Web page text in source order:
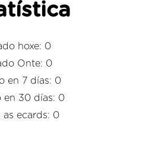
hoxe: 0
Onte: 0
en 7 días: 0
en 30 días: 0
as ecards: 0